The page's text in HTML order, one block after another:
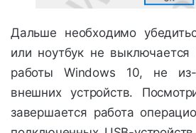
Дальше необходимо
или ноутбук не выключается
работы Windows 10, не
внешних устройств.
завершается работа